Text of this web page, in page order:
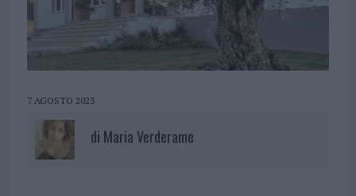
7 AGOSTO 2023
di Maria Verderame